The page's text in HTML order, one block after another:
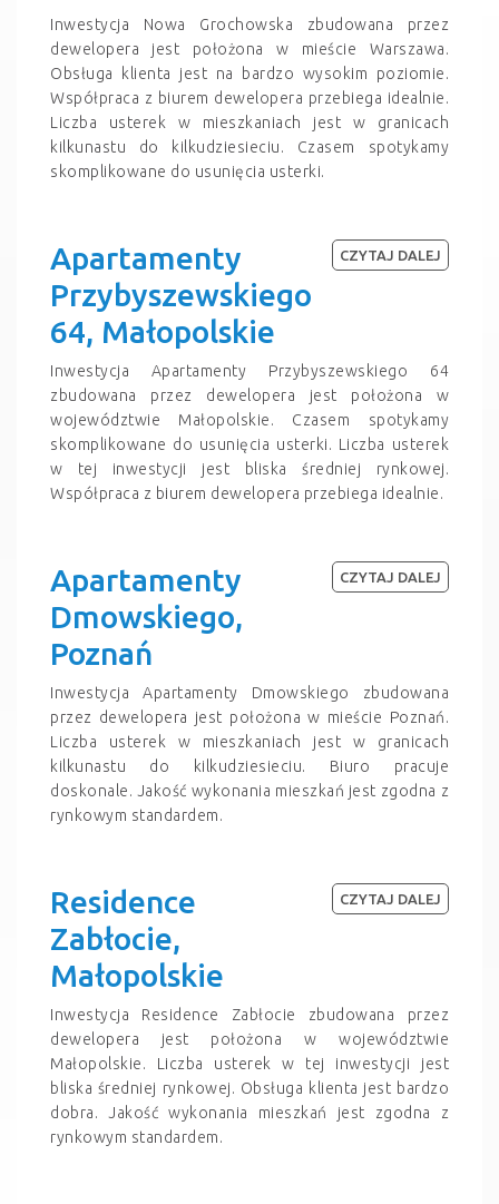
Inwestycja Nowa Grochowska zbudowana przez
dewelopera jest położona w mieście Warszawa.
Obsługa klienta jest na bardzo wysokim poziomie.
Współpraca z biurem dewelopera przebiega idealnie.
Liczba usterek w mieszkaniach jest w granicach
kilkunastu do kilkudziesieciu. Czasem spotykamy
skomplikowane do usunięcia usterki.
Apartamenty
Przybyszewskiego
64, Małopolskie
Inwestycja Apartamenty Przybyszewskiego 64
zbudowana przez dewelopera jest położona w
województwie Małopolskie. Czasem spotykamy
skomplikowane do usunięcia usterki. Liczba usterek
w tej inwestycji jest bliska średniej rynkowej.
Współpraca z biurem dewelopera przebiega idealnie.
CZYTAJ DALEJ
Apartamenty
Dmowskiego,
Poznań
Inwestycja Apartamenty Dmowskiego zbudowana
przez dewelopera jest położona w mieście Poznań.
Liczba usterek w mieszkaniach jest w granicach
kilkunastu do kilkudziesieciu. Biuro pracuje
doskonale. Jakość wykonania mieszkań jest zgodna z
rynkowym standardem.
CZYTAJ DALEJ
Residence
Zabłocie,
Małopolskie
Inwestycja Residence Zabłocie zbudowana przez
dewelopera jest położona w województwie
Małopolskie. Liczba usterek w tej inwestycji jest
bliska średniej rynkowej. Obsługa klienta jest bardzo
dobra. Jakość wykonania mieszkań jest zgodna z
rynkowym standardem.
CZYTAJ DALEJ